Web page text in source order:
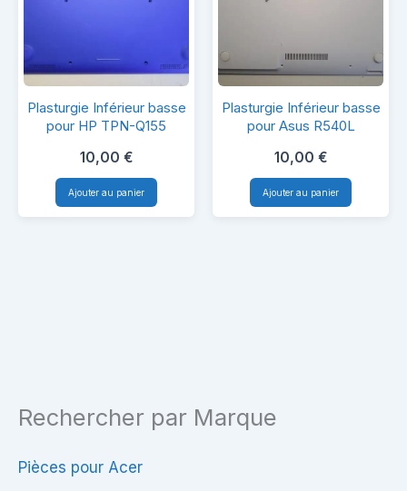
Rechercher par Marque
Pièces pour Acer
Plasturgie
Inférieur
basse
pour
HP
Plasturgie Inférieur basse
pour HP TPN-Q155
10,00 €
Ajouter au panier
Plasturgie
Inférieur
basse
pour
Asus
Plasturgie Inférieur basse
pour Asus R540L
10,00 €
Ajouter au panier